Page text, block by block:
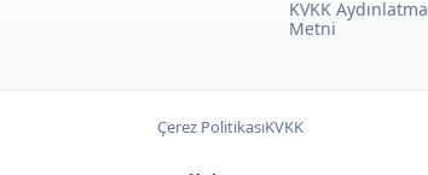
KVKK Aydınlatma
Metni
Çerez PolitikasıKVKK